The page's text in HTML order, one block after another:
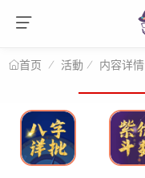
首页 活動 内容详情